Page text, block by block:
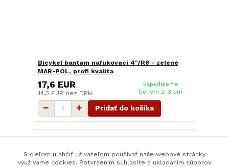
Bicykel bantam nafukovací 4"/R8 - zelené
MAR-POL, profi kvalita
17,6 EUR
14,3 EUR bez DPH
Expedujeme
behem 2-3 dní
Pridať do košíka
S cieľom uľahčiť užívateľom používať naše webové stránky
využívame cookies. Potvrzením súhlasíte s ukladaním súborov